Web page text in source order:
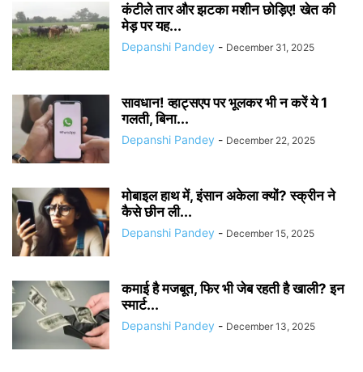
कंटीले तार और झटका मशीन छोड़िए! खेत की
मेड़ पर यह...
Depanshi Pandey - December 31, 2025
सावधान! व्हाट्सएप पर भूलकर भी न करें ये 1
गलती, बिना...
Depanshi Pandey - December 22, 2025
मोबाइल हाथ में, इंसान अकेला क्यों? स्क्रीन ने
कैसे छीन ली...
Depanshi Pandey - December 15, 2025
कमाई है मजबूत, फिर भी जेब रहती है खाली? इन
स्मार्ट...
Depanshi Pandey - December 13, 2025